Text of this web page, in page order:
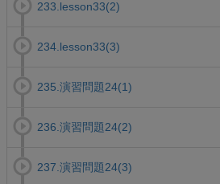
233.lesson33(2)
234.lesson33(3)
235.演習問題24(1)
236.演習問題24(2)
237.演習問題24(3)